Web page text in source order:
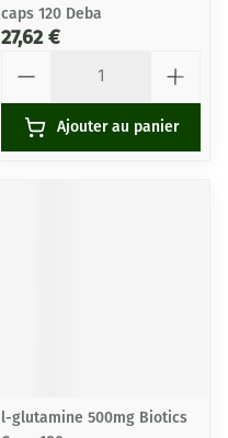
caps 120 Deba
27,62 €
Ajouter au panier
l-glutamine 500mg Biotics